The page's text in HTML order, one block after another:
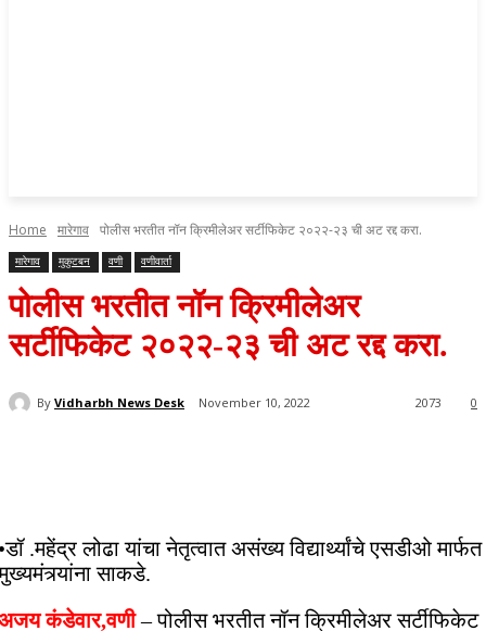
Home मारेगाव पोलीस भरतीत नॉन क्रिमीलेअर सर्टीफिकेट २०२२-२३ ची अट रद्द करा.
मारेगाव मुकुटबन वणी वणीवार्ता
पोलीस भरतीत नॉन क्रिमीलेअर
सर्टीफिकेट २०२२-२३ ची अट रद्द करा.
By Vidharbh News Desk November 10, 2022 0
2073
.महेंद्र लोढा यांचा नेतृत्वात असंख्य विद्यार्थ्यांचे एसडीओ मार्फत
साकडे.
कंडेवार,वणी– पोलीस भरतीत नॉन क्रिमीलेअर सर्टीफिकेट